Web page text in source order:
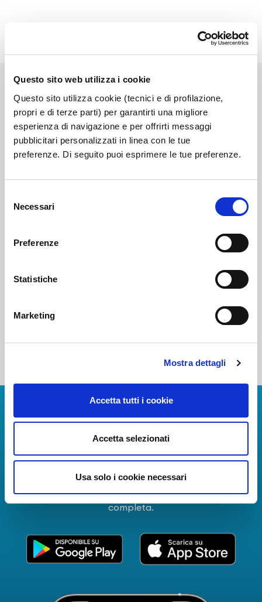
Questo sito web utilizza i cookie
Questo sito utilizza cookie (tecnici e di profilazione,
propri e di terze parti) per garantirti una migliore
esperienza di navigazione e per offrirti messaggi
pubblicitari personalizzati in linea con le tue
preferenze. Di seguito puoi esprimere le tue preferenze.
delNecessari
Preferenze
Statistiche
Marketing
Mostra dettagli
Accetta tutti i cookie
Accetta selezionati
Usa solo i cookie necessari
Link correlati
Scarica App
La Guida dei Servizi dell'Aeroporto Internazionale di
Informazioni in tempo reale sui voli, tutti i servizi e i
numeri utili per rendere la tua esperienza
all'Aeroporto di Napoli ancora più coinvolgente e
completa.